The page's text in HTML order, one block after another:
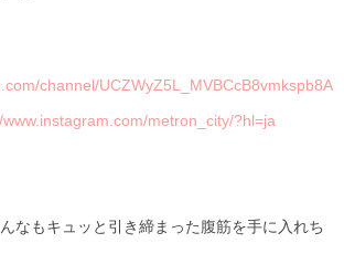
channel/UCZWyZ5L_MVBCcB8vmkspb8A
www.instagram.com/metron_city/?hl=ja
なもキュッと引き締まった腹筋を手に入れち